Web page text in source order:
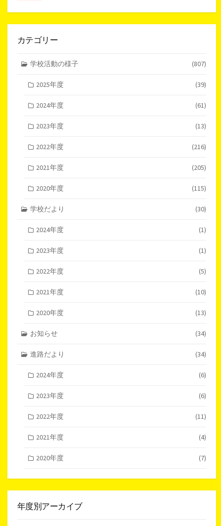
カテゴリー
学校活動の様子 (807)
2025年度 (39)
2024年度 (61)
2023年度 (13)
2022年度 (216)
2021年度 (205)
2020年度 (115)
学校だより (30)
2024年度 (1)
2023年度 (1)
2022年度 (5)
2021年度 (10)
2020年度 (13)
お知らせ (34)
進路だより (34)
2024年度 (6)
2023年度 (6)
2022年度 (11)
2021年度 (4)
2020年度 (7)
年度別アーカイブ